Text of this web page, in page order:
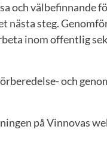
och välbefinnande
nästa steg.
inom offentlig
och
på Vinnovas